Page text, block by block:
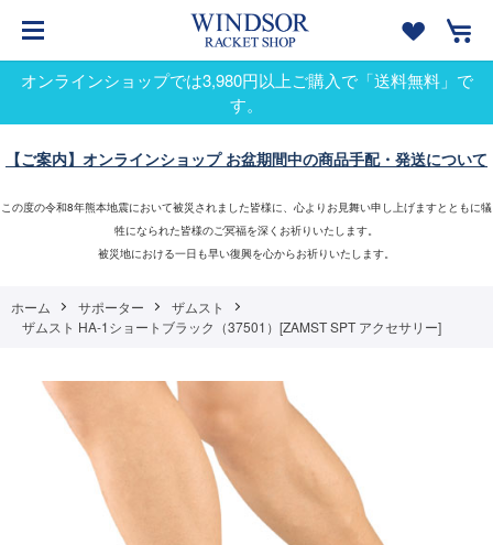
オンラインショップでは3,980円以上ご購入で「送料無料」で
す。
【ご案内】オンラインショップ お盆期間中の商品手配・発送について
この度の令和8年熊本地震において被災されました皆様に、心よりお見舞い申し上げますとともに犠
牲になられた皆様のご冥福を深くお祈りいたします。
被災地における一日も早い復興を心からお祈りいたします。
ホーム サポーター
ザムスト
ザムスト HA-1ショートブラック（37501）[ZAMST SPT アクセサリー]